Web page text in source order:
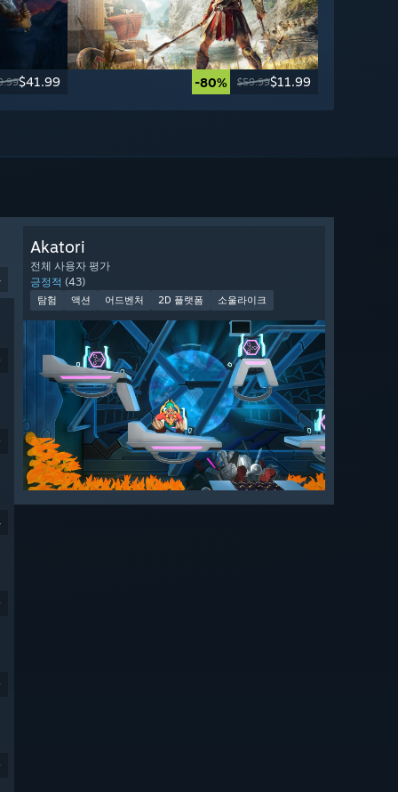
$41.99 -80% $59.99$11.99
Akatori
전체 사용자 평가
긍정적 (43)
탐험 액션 어드벤처 2D 플랫폼 소울라이크